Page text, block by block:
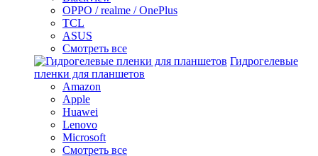
OPPO / realme / OnePlus
TCL
ASUS
Смотреть все
Гидрогелевые
пленки для планшетов
Amazon
Apple
Huawei
Lenovo
Microsoft
Смотреть все